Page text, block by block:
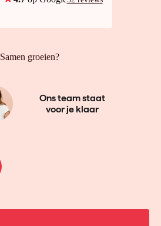
Samen groeien?
Ons team staat
voor je klaar